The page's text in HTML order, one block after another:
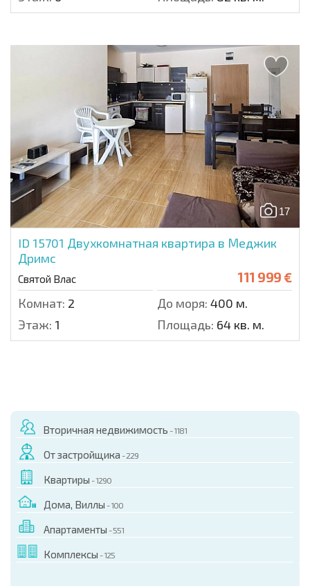
17
ID 15701 Двухкомнатная квартира в Меджик
Дримс
Святой Влас 111 999 €
Комнат: 2 До моря: 400 м.
Этаж: 1 Площадь: 64 кв. м.
Вторичная недвижимость - 1181
От застройщика - 229
Квартиры - 1290
Дома, Виллы - 100
Апартаменты - 551
Комплексы - 125